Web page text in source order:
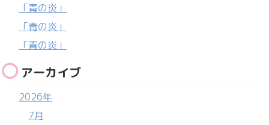
「青の炎」
「青の炎」
「青の炎」
アーカイブ
2026年
7月